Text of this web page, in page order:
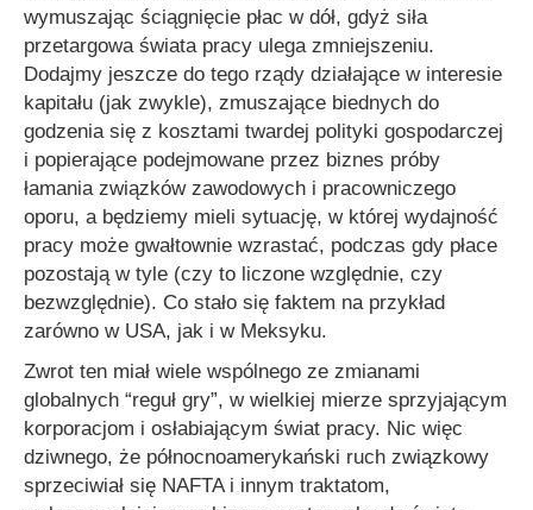
wymuszając ściągnięcie płac w dół, gdyż siła
przetargowa świata pracy ulega zmniejszeniu.
Dodajmy jeszcze do tego rządy działające w interesie
kapitału (jak zwykle), zmuszające biednych do
godzenia się z kosztami twardej polityki gospodarczej
i popierające podejmowane przez biznes próby
łamania związków zawodowych i pracowniczego
oporu, a będziemy mieli sytuację, w której wydajność
pracy może gwałtownie wzrastać, podczas gdy płace
pozostają w tyle (czy to liczone względnie, czy
bezwzględnie). Co stało się faktem na przykład
zarówno w USA, jak i w Meksyku.
Zwrot ten miał wiele wspólnego ze zmianami
globalnych “reguł gry”, w wielkiej mierze sprzyjającym
korporacjom i osłabiającym świat pracy. Nic więc
dziwnego, że północnoamerykański ruch związkowy
sprzeciwiał się NAFTA i innym traktatom,